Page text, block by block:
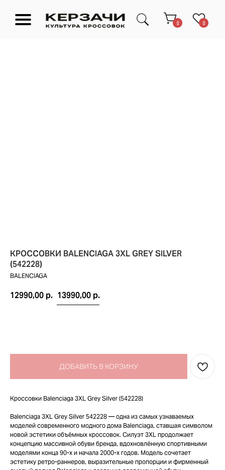
0
КРОССОВКИ BALENCIAGA 3XL GREY SILVER
(542228)
BALENCIAGA
12990,00 р. 13990,00 р.
ДОБАВИТЬ В КОРЗИНУ
Кроссовки Balenciaga 3XL Grey Silver (542228)
Balenciaga 3XL Grey Silver 542228 — одна из самых узнаваемых
моделей современного модного дома Balenciaga, ставшая символом
новой эстетики объёмных кроссовок. Силуэт 3XL продолжает
концепцию массивной обуви бренда, вдохновлённую спортивными
моделями конца 90-х и начала 2000-х годов. Модель сочетает
эстетику ретро-раннеров, выразительные пропорции и фирменный